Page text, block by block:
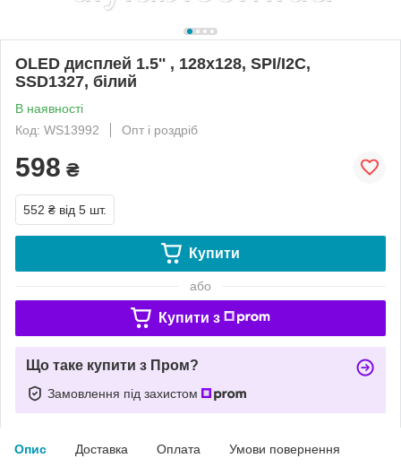
OLED дисплей 1.5'' , 128x128, SPI/I2C,
SSD1327, білий
В наявності
Код: WS13992
Опт і роздріб
598 ₴
552 ₴ від 5 шт.
Купити
або
Купити з
Що таке купити з Пром?
Замовлення під захистом
Опис Доставка Оплата Умови повернення